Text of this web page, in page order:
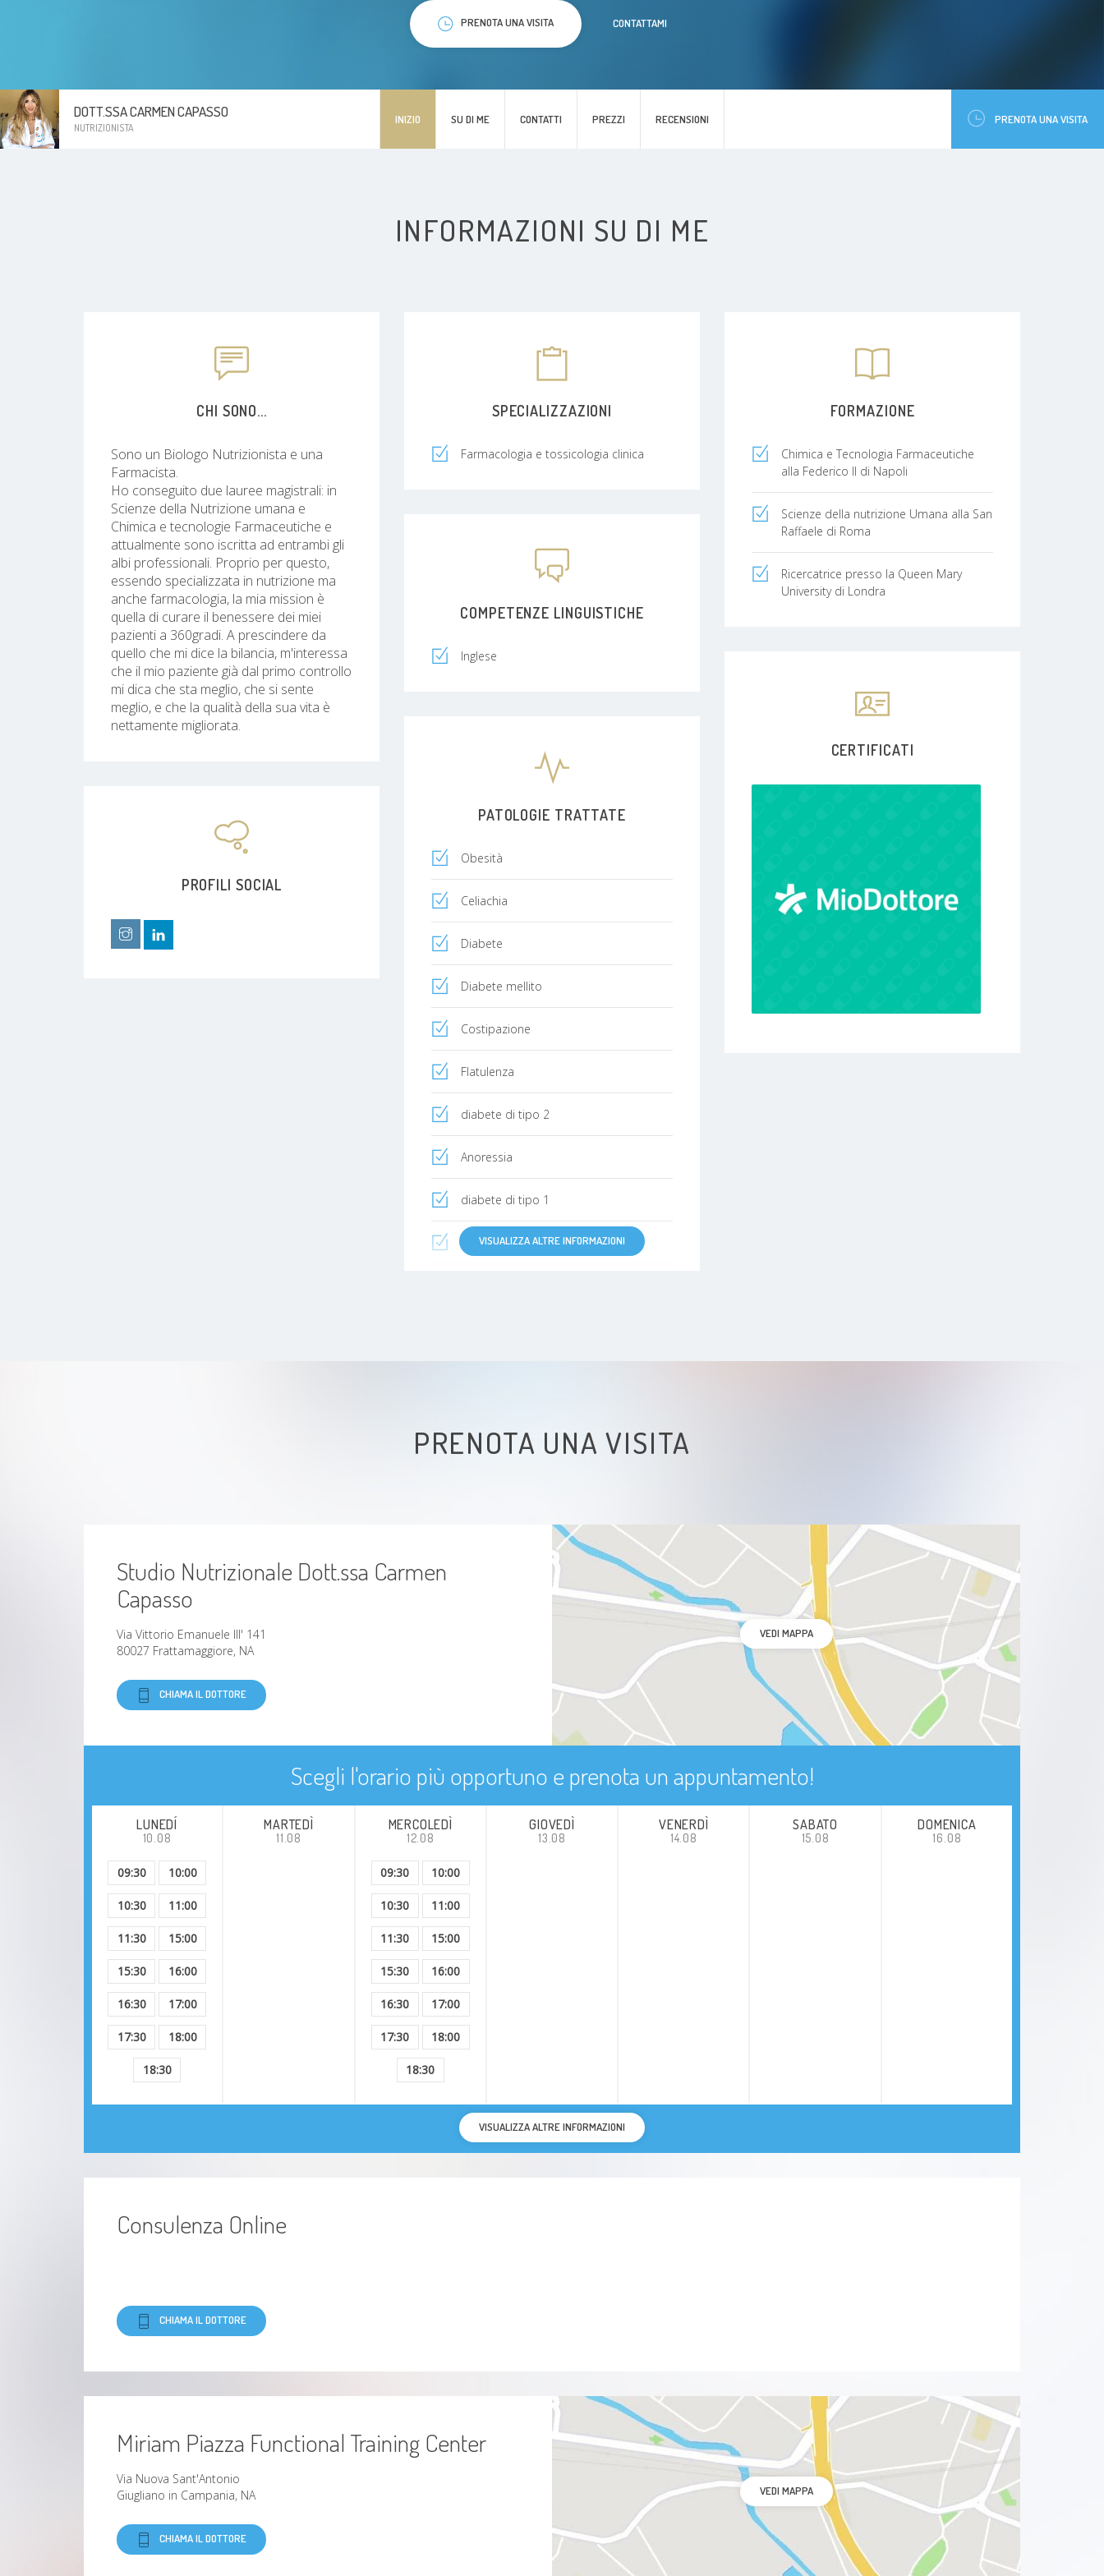
DOTT.SSA CARMEN CAPASSO
NUTRIZIONISTA
INIZIO SU DI ME CONTATTI PREZZI RECENSIONI PRENOTA UNA VISITA
PRENOTA UNA VISITA CONTATTAMI
INFORMAZIONI SU DI ME
CHI SONO...
Sono un Biologo Nutrizionista e una
Farmacista.
Ho conseguito due lauree magistrali: in
Scienze della Nutrizione umana e
Chimica e tecnologie Farmaceutiche e
attualmente sono iscritta ad entrambi gli
albi professionali. Proprio per questo,
essendo specializzata in nutrizione ma
anche farmacologia, la mia mission è
quella di curare il benessere dei miei
pazienti a 360gradi. A prescindere da
quello che mi dice la bilancia, m'interessa
che il mio paziente già dal primo controllo
mi dica che sta meglio, che si sente
meglio, e che la qualità della sua vita è
nettamente migliorata.
SPECIALIZZAZIONI
Farmacologia e tossicologia clinica
FORMAZIONE
Chimica e Tecnologia Farmaceutiche
alla Federico II di Napoli
Scienze della nutrizione Umana alla San
Raffaele di Roma
Ricercatrice presso la Queen Mary
University di Londra
COMPETENZE LINGUISTICHE
Inglese
CERTIFICATI
PATOLOGIE TRATTATE
Obesità
Celiachia
Diabete
Diabete mellito
Costipazione
Flatulenza
diabete di tipo 2
Anoressia
diabete di tipo 1
Bulimia
Anemia in gravidanza
Bruciore di stomaco
Sindrome Metabolica
Reflusso gastroesofageo (esofagite)
Allattamento e svezzamento
Cellulite (infiammazione)
Ritenzione idrica
Gastroesofagite
Gastrite
Acne
VISUALIZZA ALTRE INFORMAZIONI
PROFILI SOCIAL
PRENOTA UNA VISITA
Studio Nutrizionale Dott.ssa Carmen
Capasso
Via Vittorio Emanuele III' 141
80027 Frattamaggiore, NA
CHIAMA IL DOTTORE
VEDI MAPPA
Scegli l'orario più opportuno e prenota un appuntamento!
LUNEDÍ
10.08
09:30 10:00
10:30 11:00
11:30 15:00
15:30 16:00
16:30 17:00
17:30 18:00
18:30
MARTEDÌ
11.08
MERCOLEDÌ
12.08
09:30 10:00
10:30 11:00
11:30 15:00
15:30 16:00
16:30 17:00
17:30 18:00
18:30
GIOVEDÌ
13.08
VENERDÌ
14.08
SABATO
15.08
DOMENICA
16.08
VISUALIZZA ALTRE INFORMAZIONI
Consulenza Online
CHIAMA IL DOTTORE
Miriam Piazza Functional Training Center
Via Nuova Sant'Antonio
Giugliano in Campania, NA
CHIAMA IL DOTTORE
VEDI MAPPA